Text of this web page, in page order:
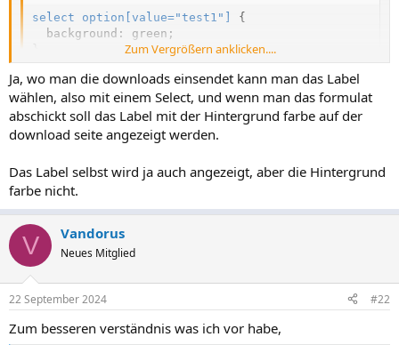
select option[value="test1"]
{
background : green ;
select option[value="test2"] {
background: red ;
}
In den Problembeschreibungen redest du aber von Label. Ja was
denn nun?
Zum Vergrößern anklicken....
Ja, wo man die downloads einsendet kann man das Label
wählen, also mit einem Select, und wenn man das formulat
abschickt soll das Label mit der Hintergrund farbe auf der
download seite angezeigt werden.
Das Label selbst wird ja auch angezeigt, aber die Hintergrund
farbe nicht.
V Vandorus
Neues Mitglied
22 September 2024 #22
Zum besseren verständnis was ich vor habe,